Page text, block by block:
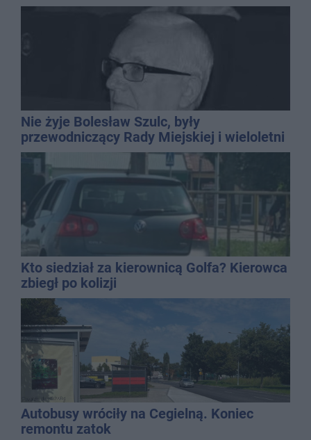
Nie żyje Bolesław Szulc, były
przewodniczący Rady Miejskiej i wieloletni
dyrektor SP 14
Kto siedział za kierownicą Golfa? Kierowca
zbiegł po kolizji
Autobusy wróciły na Cegielną. Koniec
remontu zatok